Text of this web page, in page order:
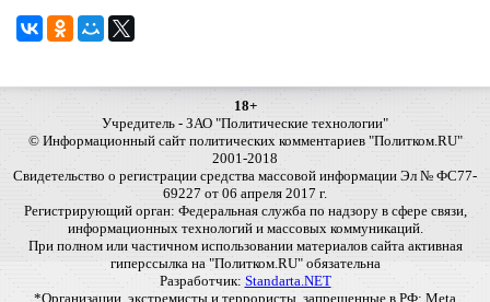
18+
Учредитель - ЗАО "Политические технологии"
© Информационный сайт политических комментариев "Политком.RU"
2001-2018
Свидетельство о регистрации средства массовой информации Эл № ФС77-
69227 от 06 апреля 2017 г.
Регистрирующий орган: Федеральная служба по надзору в сфере связи,
информационных технологий и массовых коммуникаций.
При полном или частичном использовании материалов сайта активная
гиперссылка на "Политком.RU" обязательна
Разработчик: Standarta.NET
*Организации, экстремисты и террористы, запрещенные в РФ: Meta